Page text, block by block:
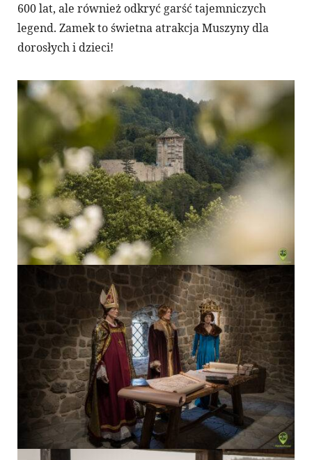
600 lat, ale również odkryć garść tajemniczych
legend. Zamek to świetna atrakcja Muszyny dla
dorosłych i dzieci!